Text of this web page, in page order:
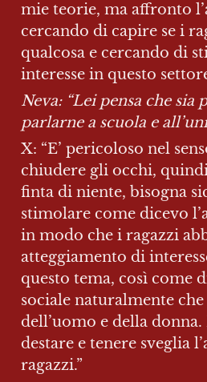
mie teorie, ma affronto
cercando di capire se i
qualcosa e cercando di
interesse in questo
Neva: “Lei pensa che sia
parlarne a scuola e
X: “E’ pericoloso nel
chiudere gli occhi,
finta di niente, bisogna
stimolare come dicevo
in modo che i ragazzi
atteggiamento di
questo tema, così come
sociale naturalmente
dell’uomo e della
destare e tenere sveglia
ragazzi.”